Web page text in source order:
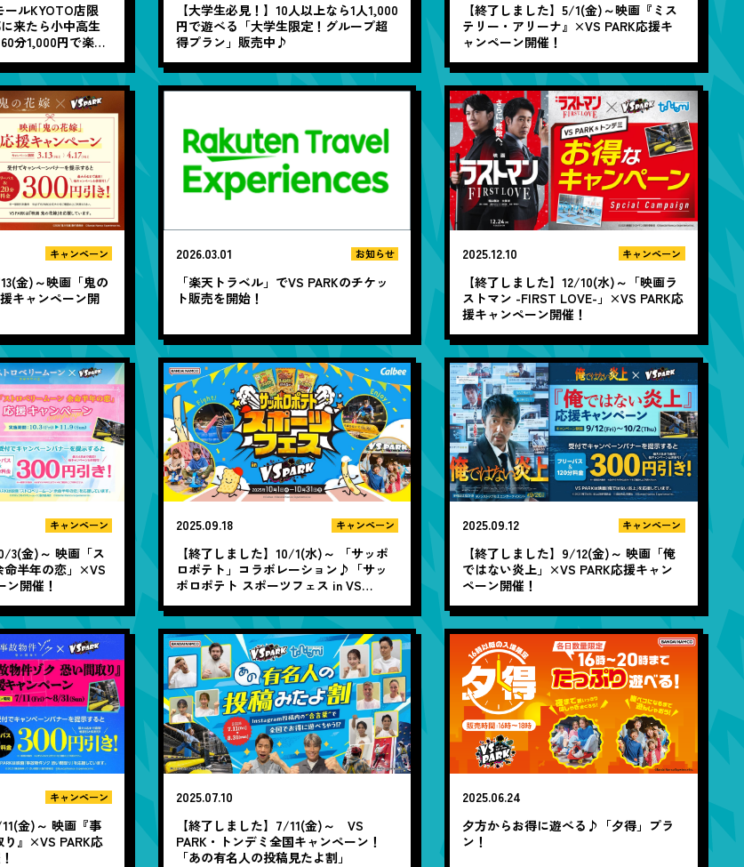
ールKYOTO店限
来たら小中高生
分1,000円で楽し
【大学生必見！】10人以上なら1人1,000
円で遊べる「大学生限定！グループ超
得プラン」販売中♪
【終了しました】5/1(金)～映画『ミス
テリー・アリーナ』×VS PARK応援キ
ャンペーン開催！
キャンペーン
金)～映画「鬼の
キャンペーン開
2026.03.01 お知らせ
「楽天トラベル」でVS PARKのチケッ
ト販売を開始！
2025.12.10 キャンペーン
【終了しました】12/10(水)～「映画ラ
ストマン -FIRST LOVE-」×VS PARK応
援キャンペーン開催！
キャンペーン
3(金)～ 映画「ス
命半年の恋」×VS
ン開催！
2025.09.18 キャンペーン
【終了しました】10/1(水)～ 「サッポ
ロポテト」コラボレーション♪「サッ
ポロポテト スポーツフェス in VS
PARK・トンデミ」開催！
2025.09.12 キャンペーン
【終了しました】9/12(金)～ 映画「俺
ではない炎上」×VS PARK応援キャン
ペーン開催！
キャンペーン
金)～ 映画『事
』×VS PARK応
2025.07.10
【終了しました】7/11(金)～ VS
PARK・トンデミ全国キャンペーン！
「あの有名人の投稿見たよ割」
2025.06.24
夕方からお得に遊べる♪「夕得」プラ
ン！